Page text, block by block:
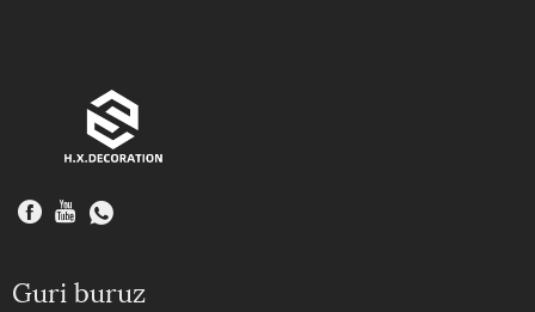
Guri buruz